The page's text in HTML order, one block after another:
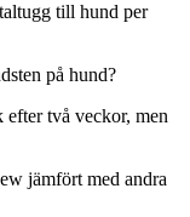
till hund per
på hund?
efter två veckor, men
jämfört med andra